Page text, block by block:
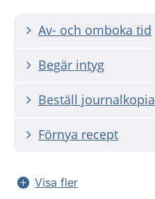
Av- och omboka tid
Begär intyg
Beställ journalkopia
Förnya recept
Visa fler